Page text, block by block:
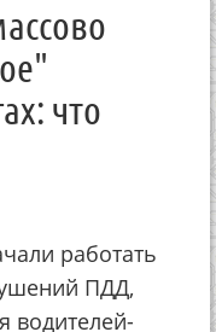
что
работать
ПДД,
водителей-